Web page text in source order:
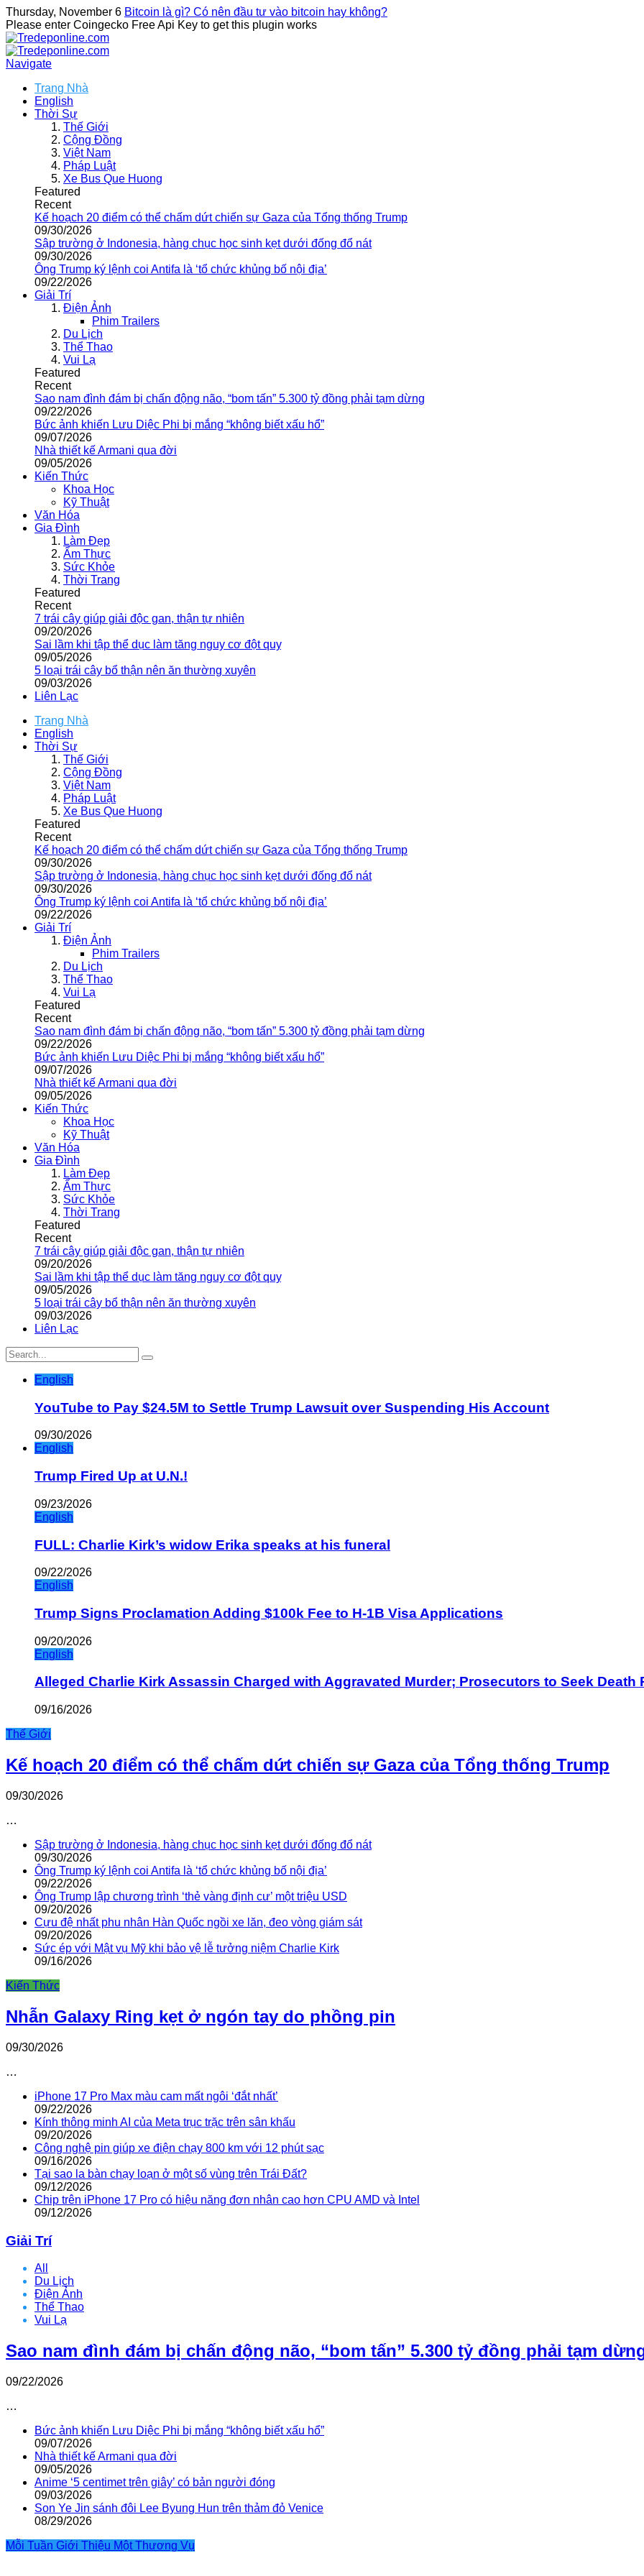
Thursday, November 6 Bitcoin là gì? Có nên đầu tư vào bitcoin hay không?
Please enter Coingecko Free Api Key to get this plugin works
Navigate
Trang Nhà
English
Thời Sự
Thế Giới
Cộng Đồng
Việt Nam
Pháp Luật
Xe Bus Que Huong
Featured
Recent
Kế hoạch 20 điểm có thể chấm dứt chiến sự Gaza của Tổng thống Trump
09/30/2026
Sập trường ở Indonesia, hàng chục học sinh kẹt dưới đống đổ nát
09/30/2026
Ông Trump ký lệnh coi Antifa là ‘tổ chức khủng bố nội địa’
09/22/2026
Giải Trí
Điện Ảnh
Phim Trailers
Du Lịch
Thể Thao
Vui Lạ
Featured
Recent
Sao nam đình đám bị chấn động não, “bom tấn” 5.300 tỷ đồng phải tạm dừng
09/22/2026
Bức ảnh khiến Lưu Diệc Phi bị mắng “không biết xấu hổ”
09/07/2026
Nhà thiết kế Armani qua đời
09/05/2026
Kiến Thức
Khoa Học
Kỹ Thuật
Văn Hóa
Gia Đình
Làm Đẹp
Ẩm Thực
Sức Khỏe
Thời Trang
Featured
Recent
7 trái cây giúp giải độc gan, thận tự nhiên
09/20/2026
Sai lầm khi tập thể dục làm tăng nguy cơ đột quỵ
09/05/2026
5 loại trái cây bổ thận nên ăn thường xuyên
09/03/2026
Liên Lạc
Trang Nhà
English
Thời Sự
Thế Giới
Cộng Đồng
Việt Nam
Pháp Luật
Xe Bus Que Huong
Featured
Recent
Kế hoạch 20 điểm có thể chấm dứt chiến sự Gaza của Tổng thống Trump
09/30/2026
Sập trường ở Indonesia, hàng chục học sinh kẹt dưới đống đổ nát
09/30/2026
Ông Trump ký lệnh coi Antifa là ‘tổ chức khủng bố nội địa’
09/22/2026
Giải Trí
Điện Ảnh
Phim Trailers
Du Lịch
Thể Thao
Vui Lạ
Featured
Recent
Sao nam đình đám bị chấn động não, “bom tấn” 5.300 tỷ đồng phải tạm dừng
09/22/2026
Bức ảnh khiến Lưu Diệc Phi bị mắng “không biết xấu hổ”
09/07/2026
Nhà thiết kế Armani qua đời
09/05/2026
Kiến Thức
Khoa Học
Kỹ Thuật
Văn Hóa
Gia Đình
Làm Đẹp
Ẩm Thực
Sức Khỏe
Thời Trang
Featured
Recent
7 trái cây giúp giải độc gan, thận tự nhiên
09/20/2026
Sai lầm khi tập thể dục làm tăng nguy cơ đột quỵ
09/05/2026
5 loại trái cây bổ thận nên ăn thường xuyên
09/03/2026
Liên Lạc
English
YouTube to Pay $24.5M to Settle Trump Lawsuit over Suspending His Account
09/30/2026
English
Trump Fired Up at U.N.!
09/23/2026
English
FULL: Charlie Kirk’s widow Erika speaks at his funeral
09/22/2026
English
Trump Signs Proclamation Adding $100k Fee to H-1B Visa Applications
09/20/2026
English
Alleged Charlie Kirk Assassin Charged with Aggravated Murder; Prosecutors to Seek Death
09/16/2026
Thế Giới
Kế hoạch 20 điểm có thể chấm dứt chiến sự Gaza của Tổng thống Trump
09/30/2026
…
Sập trường ở Indonesia, hàng chục học sinh kẹt dưới đống đổ nát
09/30/2026
Ông Trump ký lệnh coi Antifa là ‘tổ chức khủng bố nội địa’
09/22/2026
Ông Trump lập chương trình ‘thẻ vàng định cư’ một triệu USD
09/20/2026
Cựu đệ nhất phu nhân Hàn Quốc ngồi xe lăn, đeo vòng giám sát
09/20/2026
Sức ép với Mật vụ Mỹ khi bảo vệ lễ tưởng niệm Charlie Kirk
09/16/2026
Kiến Thức
Nhẫn Galaxy Ring kẹt ở ngón tay do phồng pin
09/30/2026
…
iPhone 17 Pro Max màu cam mất ngôi ‘đắt nhất’
09/22/2026
Kính thông minh AI của Meta trục trặc trên sân khấu
09/20/2026
Công nghệ pin giúp xe điện chạy 800 km với 12 phút sạc
09/16/2026
Tại sao la bàn chạy loạn ở một số vùng trên Trái Đất?
09/12/2026
Chip trên iPhone 17 Pro có hiệu năng đơn nhân cao hơn CPU AMD và Intel
09/12/2026
Giải Trí
All
Du Lịch
Điện Ảnh
Thể Thao
Vui Lạ
Sao nam đình đám bị chấn động não, “bom tấn” 5.300 tỷ đồng phải tạm
09/22/2026
…
Bức ảnh khiến Lưu Diệc Phi bị mắng “không biết xấu hổ”
09/07/2026
Nhà thiết kế Armani qua đời
09/05/2026
Anime ‘5 centimet trên giây’ có bản người đóng
09/03/2026
Son Ye Jin sánh đôi Lee Byung Hun trên thảm đỏ Venice
08/29/2026
Mỗi Tuần Giới Thiệu Một Thương Vụ